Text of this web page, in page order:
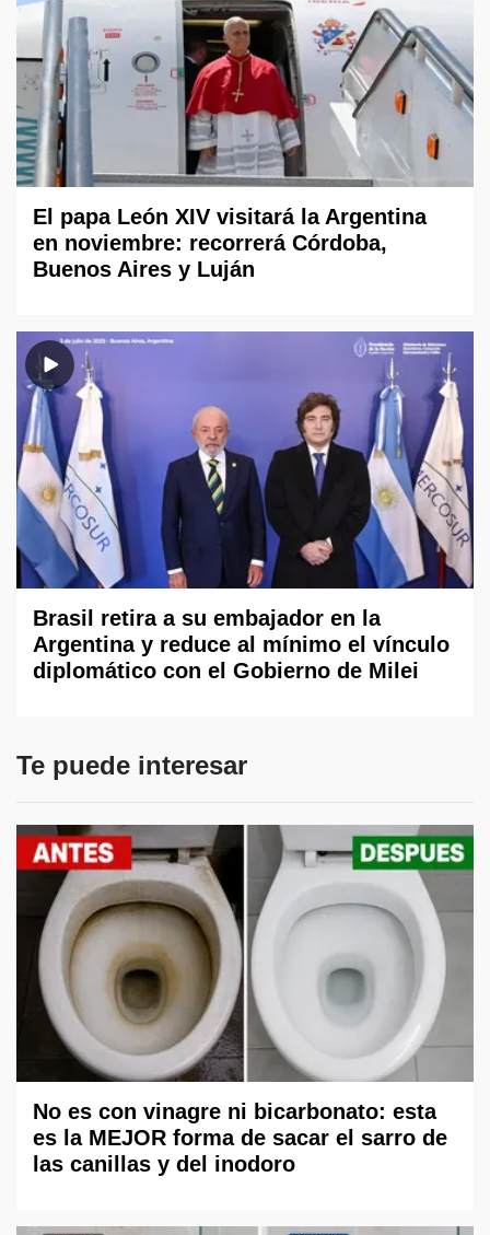
El papa León XIV visitará la Argentina
en noviembre: recorrerá Córdoba,
Buenos Aires y Luján
Brasil retira a su embajador en la
Argentina y reduce al mínimo el vínculo
diplomático con el Gobierno de Milei
Te puede interesar
No es con vinagre ni bicarbonato: esta
es la MEJOR forma de sacar el sarro de
las canillas y del inodoro